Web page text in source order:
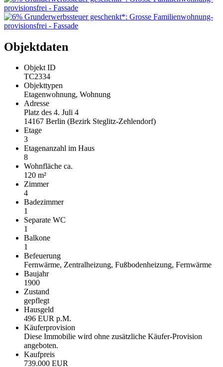
Objektdaten
Objekt ID
TC2334
Objekttypen
Etagenwohnung, Wohnung
Adresse
Platz des 4. Juli 4
14167 Berlin (Bezirk Steglitz-Zehlendorf)
Etage
3
Etagenanzahl im Haus
8
Wohnfläche ca.
120 m²
Zimmer
4
Badezimmer
1
Separate WC
1
Balkone
1
Befeuerung
Fernwärme, Zentralheizung, Fußbodenheizung, Fernwärme
Baujahr
1900
Zustand
gepflegt
Hausgeld
496 EUR p.M.
Käufer­provision
Diese Immobilie wird ohne zusätzliche Käufer-Provision
angeboten.
Kaufpreis
739.000 EUR